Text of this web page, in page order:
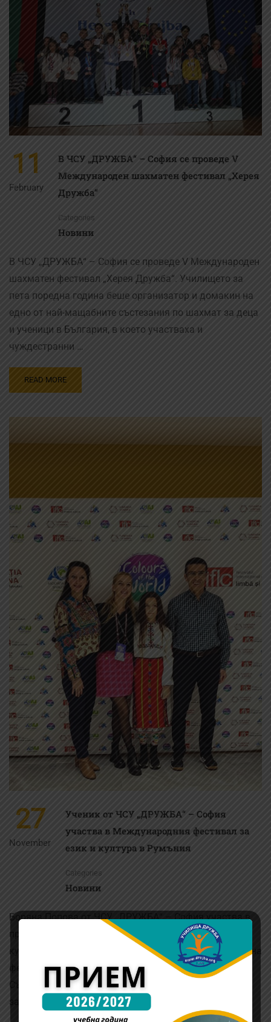
11
February
В ЧСУ „ДРУЖБА“ – София се проведе V
Международен шахматен фестивал „Херея
Дружба“
Categories
Новини
В ЧСУ „ДРУЖБА“ – София се проведе V Международен
шахматен фестивал „Херея Дружба“. Училището за
пета поредна година беше организатор и домакин на
едно от най-мащабните състезания по шахмат за деца
и ученици в България, в което участваха и
чуждестранни …
READ MORE
27
November
Ученик от ЧСУ „ДРУЖБА“ – София
участва в Международния фестивал за
език и култура в Румъния
Categories
Новини
Боряна Попова от ЧСУ „ДРУЖБА“ – София участва в
престижния Международен фестивал за език и
култура „Цветовете на света“. Това е 21-ото издание на
фестивала, който се провежда всяка година.
Събитието се проведе в Букурещ, в новата спортна
зала „Lumina …